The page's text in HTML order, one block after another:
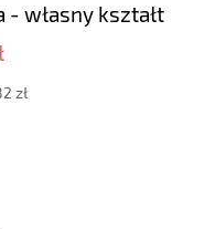
własny kształt
zł